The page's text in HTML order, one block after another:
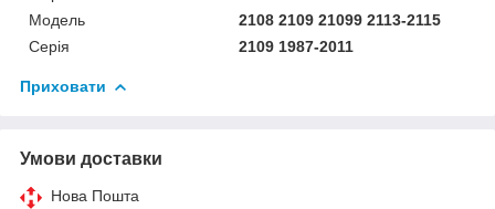
Модель
2108 2109 21099 2113-2115
Серія
2109 1987-2011
Приховати
Умови доставки
Нова Пошта